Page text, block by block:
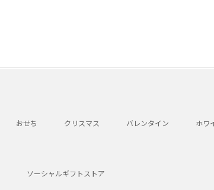
おせち クリスマス バレンタイン ホワ
ソーシャルギフトストア